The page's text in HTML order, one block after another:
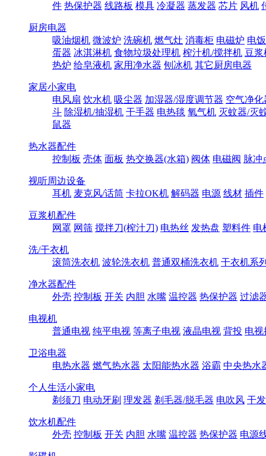
件 热保护器 线路板 模具 冷凝器 蒸发器 芯片 风机
厨房电器
吸油烟机 微波炉 洗碗机 燃气灶 消毒柜 电磁炉 电
蛋器 冰淇淋机 食物垃圾处理机 榨汁机/搅拌机 豆浆
热炉 给皂液机 家用净水器 刨冰机 其它厨房电器
家居小家电
电风扇 饮水机 吸尘器 加湿器/湿度调节器 空气净
斗 除湿机/抽湿机 干手器 电热毯 氧气机 灭蚊器/灭
鼠器
热水器配件
控制板 壳体 面板 热交换器(水箱) 阀体 电磁阀 脉冲
视听周边设备
耳机 麦克风/话筒 卡拉OK机 解码器 电源 线材 插件
豆浆机配件
网罩 网筛 搅拌刀(榨汁刀) 电热丝 发热盘 塑料件 电
洗/干衣机
滚筒洗衣机 波轮洗衣机 普通双桶洗衣机 干衣机系
净水器配件
外壳 控制板 开关 内胆 水嘴 温控器 热保护器 过滤
电视机
普通电视 纯平电视 等离子电视 液晶电视 背投 电视
卫浴电器
电热水器 燃气热水器 太阳能热水器 浴霸 中央热水
个人生活小家电
剃须刀 电动牙刷 理发器 剃毛器/脱毛器 电吹风 干
饮水机配件
外壳 控制板 开关 内胆 水嘴 温控器 热保护器 电源